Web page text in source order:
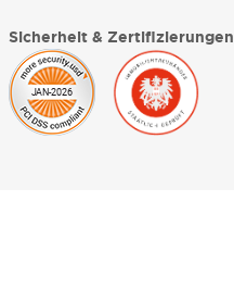
Sicherheit & Zertifizierungen